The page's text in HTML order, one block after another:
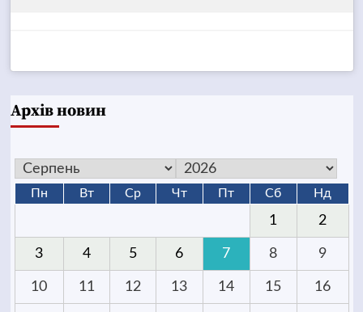
Архів новин
Пн Вт Ср Чт Пт Сб Нд
1 2
3 4 5 6 7 8 9
10 11 12 13 14 15 16